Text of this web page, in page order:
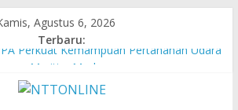
Agustus 6, 2026
Terbaru:
Perkuat Kemampuan Pertahanan Udara
di Nonotbatan: Listrik Masuk Desa, PLN